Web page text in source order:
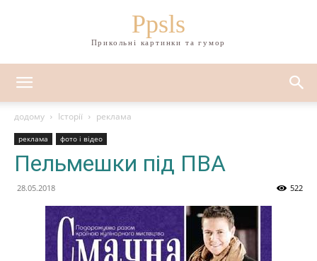
Ppsls
Прикольні картинки та гумор
додому Історії реклама
реклама фото і відео
Пельмешки під ПВА
28.05.2018 522